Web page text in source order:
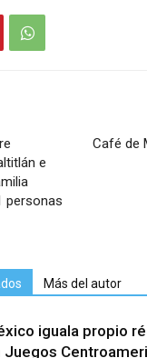
e
personas
Café de
Más del autor
iguala propio
Juegos